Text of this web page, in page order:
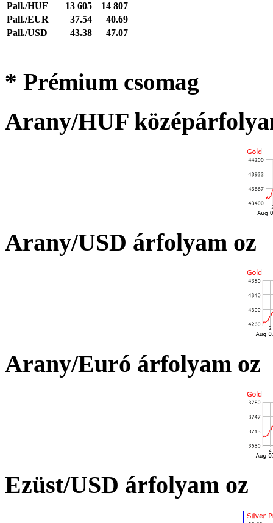
Pall./HUF
13 605
14 807
Pall./EUR
37.54
40.69
Pall./USD
43.38 47.07
* Prémium csomag
Arany/HUF
Arany/USD árfolyam oz
Arany/Euró árfolyam oz
Ezüst/USD árfolyam oz